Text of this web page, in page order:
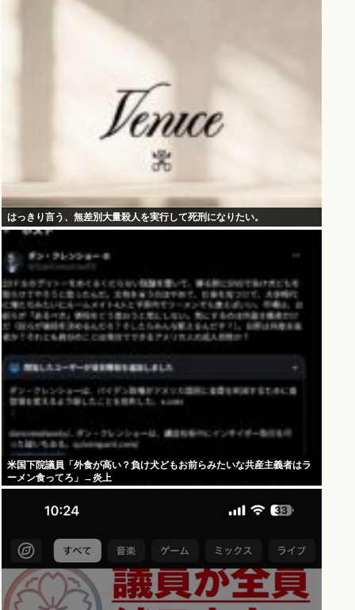
はっきり言う、無差別大量殺人を実行して死刑になりたい。
米国下院議員「外食が高い？負け犬どもお前らみたいな共産主義者はラ
ーメン食ってろ」→炎上